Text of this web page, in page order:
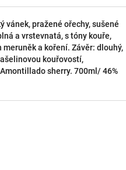
vánek, pražené ořechy, sušené
a vrstevnatá, s tóny kouře,
a koření. Závěr: dlouhý,
kouřovostí,
sherry. 700ml/ 46%